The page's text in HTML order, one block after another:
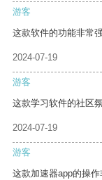
游客
这款软件的功能非常
2024-07-19
游客
这款学习软件的社区
2024-07-19
游客
这款加速器app的操作